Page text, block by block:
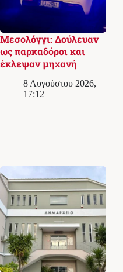
Μεσολόγγι: Δούλευαν
ως παρκαδόροι και
έκλεψαν μηχανή
8 Αυγούστου 2026,
17:12